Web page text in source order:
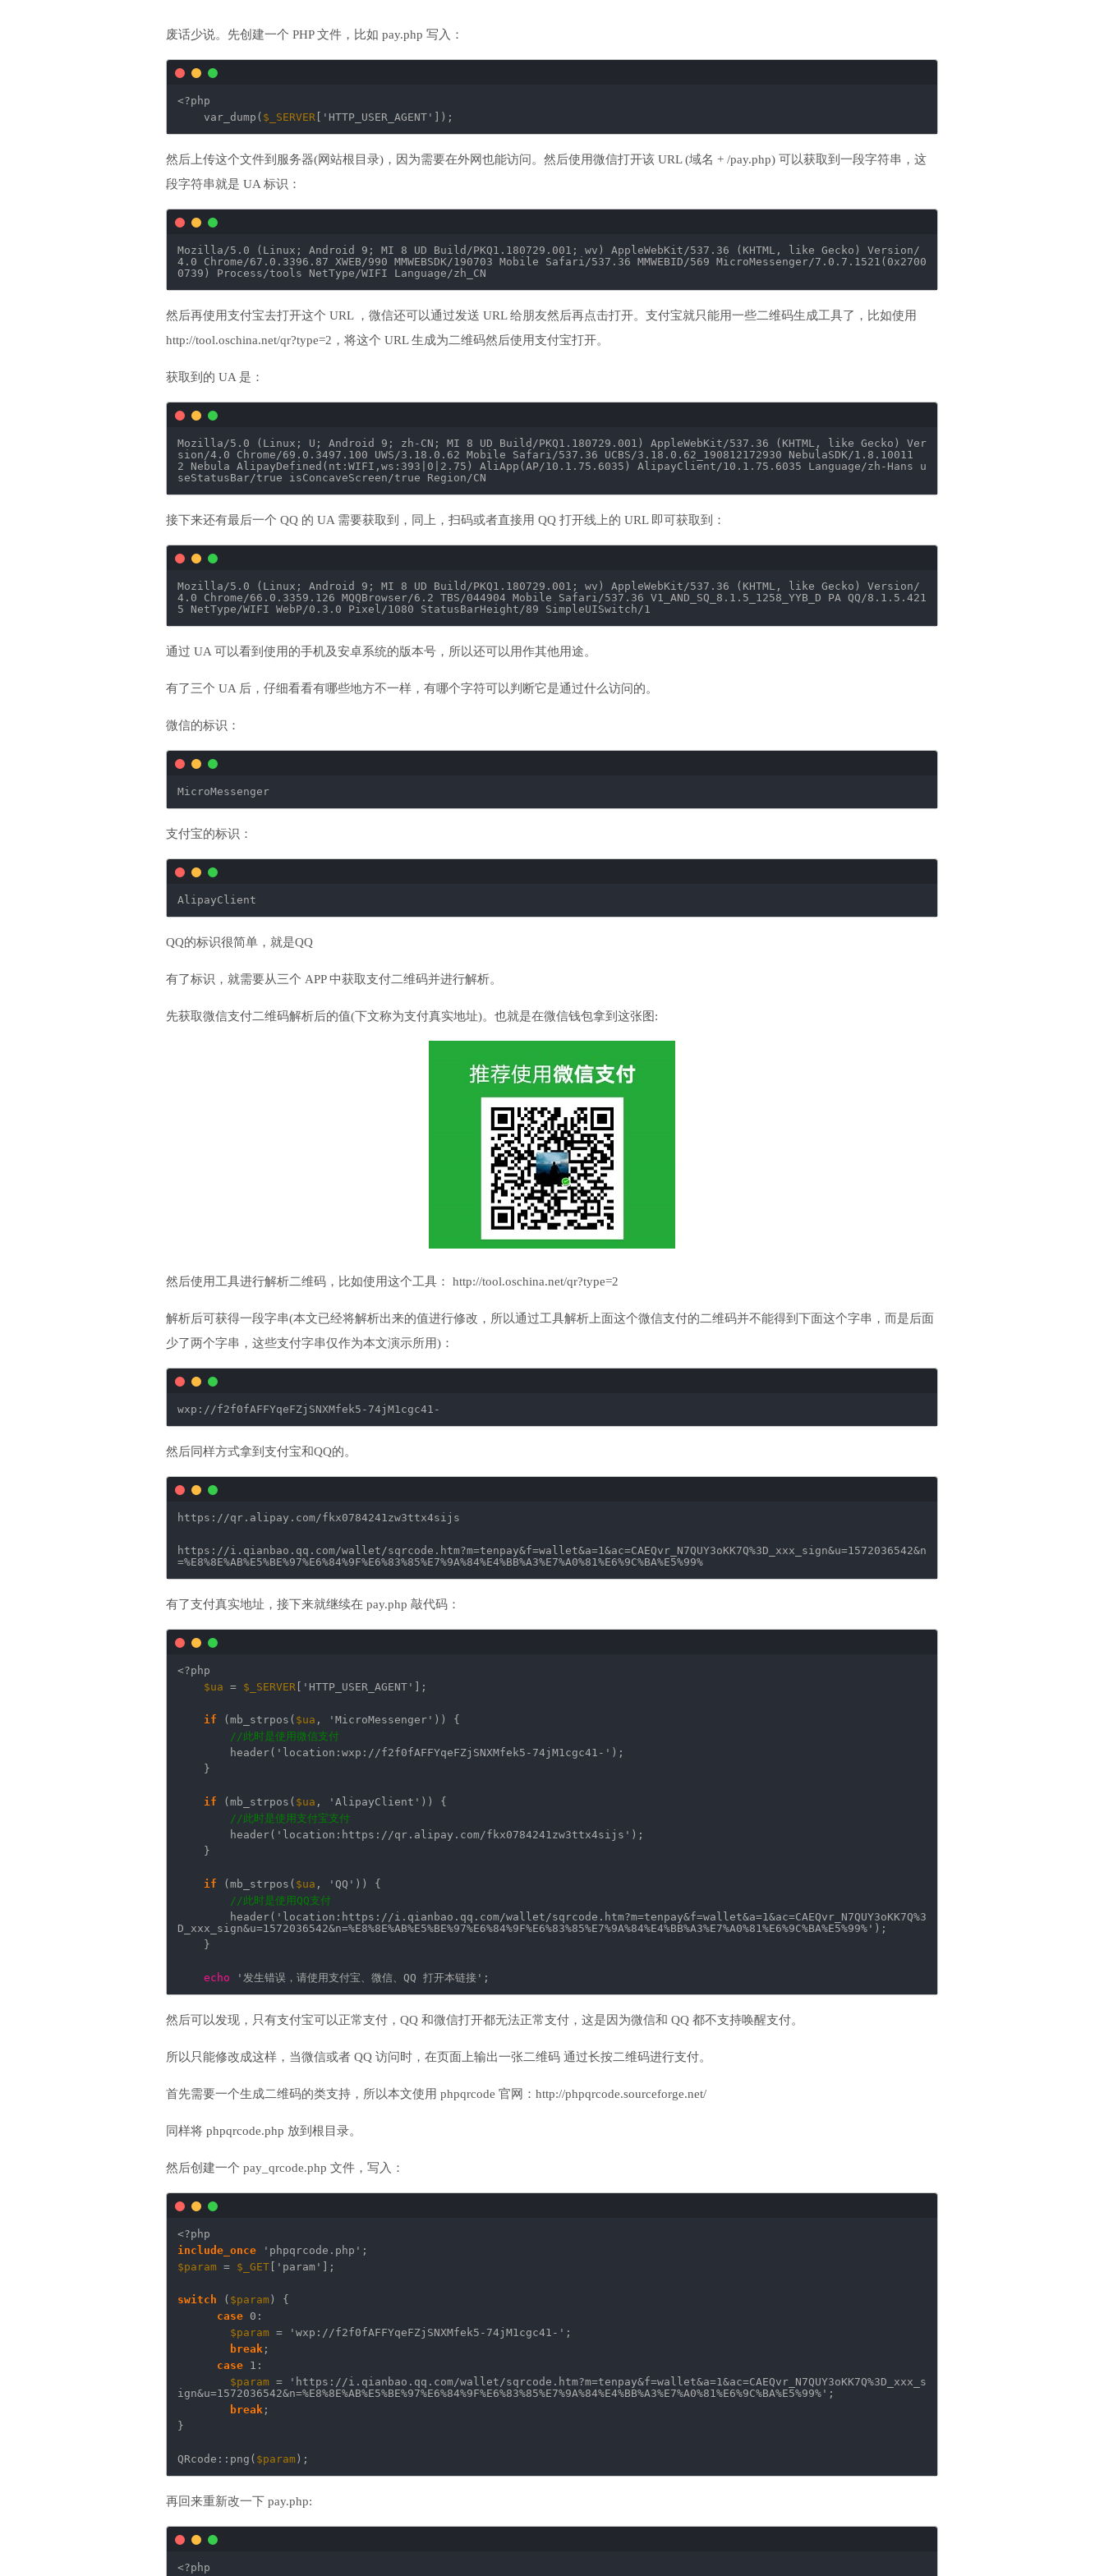
废话少说。先创建一个 PHP 文件，比如 pay.php 写入：
<?php
var_dump( $_SERVER[ 'HTTP_USER_AGENT' ]);
然后上传这个文件到服务器(网站根目录)，因为需要在外网也能访问。然后使用微信打开该 URL (域名 + /pay.php) 可以获取到一段字符串，这
段字符串就是 UA 标识：
Mozilla/5 .0 (Linux; Android 9; MI 8 UD Build /PKQ1 .180729.001; wv) AppleWebKit/537 .36 (KHTML, like Gecko) Version/
4.0 Chrome/67 .0.3396.87 XWEB/990 MMWEBSDK/190703 Mobile Safari/537 .36 MMWEBID/569 MicroMessenger/7 .0.7.1521(0x2700
0739) Process/tools NetType/WIFI Language/zh_CN
然后再使用支付宝去打开这个 URL ，微信还可以通过发送 URL 给朋友然后再点击打开。支付宝就只能用一些二维码生成工具了，比如使用
http://tool.oschina.net/qr?type=2，将这个 URL 生成为二维码然后使用支付宝打开。
获取到的 UA 是：
Mozilla/5 .0 (Linux; U; Android 9; zh-CN; MI 8 UD Build /PKQ1 .180729.001) AppleWebKit/537 .36 (KHTML, like Gecko) Ver
sion/4.0 Chrome/69 .0.3497.100 UWS/3 .18.0.62 Mobile Safari/537 .36 UCBS/3 .18.0.62_190812172930 NebulaSDK/1 .8.10011
2 Nebula AlipayDefined(nt:WIFI,ws:393|0|2.75) AliApp(AP/10 .1.75.6035) AlipayClient/10 .1.75.6035 Language/zh-Hans
u
seStatusBar/true isConcaveScreen/true Region/CN
接下来还有最后一个 QQ 的 UA 需要获取到，同上，扫码或者直接用 QQ 打开线上的 URL 即可获取到：
Mozilla/5 .0 (Linux; Android 9; MI 8 UD Build /PKQ1 .180729.001; wv) AppleWebKit/537 .36 (KHTML, like Gecko) Version/
4.0 Chrome/66 .0.3359.126 MQQBrowser/6 .2 TBS/044904 Mobile Safari/537 .36 V1_AND_SQ_8.1.5_1258_YYB_D PA QQ/8 .1.5.421
5 NetType/WIFI WebP/0 .3.0 Pixel/1080 StatusBarHeight/89 SimpleUISwitch/1
通过 UA 可以看到使用的手机及安卓系统的版本号，所以还可以用作其他用途。
有了三个 UA 后，仔细看看有哪些地方不一样，有哪个字符可以判断它是通过什么访问的。
微信的标识：
MicroMessenger
支付宝的标识：
AlipayClient
QQ的标识很简单，就是QQ
有了标识，就需要从三个 APP 中获取支付二维码并进行解析。
先获取微信支付二维码解析后的值(下文称为支付真实地址)。也就是在微信钱包拿到这张图:
然后使用工具进行解析二维码，比如使用这个工具： http://tool.oschina.net/qr?type=2
解析后可获得一段字串(本文已经将解析出来的值进行修改，所以通过工具解析上面这个微信支付的二维码并不能得到下面这个字串，而是后面
少了两个字串，这些支付字串仅作为本文演示所用)：
wxp: //f2f0fAFFYqeFZjSNXMfek5-74jM1cgc41-
然后同样方式拿到支付宝和QQ的。
https: //qr.alipay.com/fkx0784241zw3ttx4sijs
https: //i .qianbao.qq.com/wallet/sqrcode .htm?m=tenpay&f=wallet&a=1&ac=CAEQvr_N7QUY3oKK7Q%3D_xxx_sign&u=1572036542&n
=%E8%8E%AB%E5%BE%97%E6%84%9F%E6%83%85%E7%9A%84%E4%BB%A3%E7%A0%81%E6%9C%BA%E5%99%
有了支付真实地址，接下来就继续在 pay.php 敲代码：
<?php
$ua = $_SERVER[ 'HTTP_USER_AGENT' ];
if (mb_strpos( $ua , 'MicroMessenger' )) {
//此时是使用微信支付
header( 'location:wxp://f2f0fAFFYqeFZjSNXMfek5-74jM1cgc41-' );
}
if (mb_strpos( $ua , 'AlipayClient' )) {
//此时是使用支付宝支付
header( 'location:https://qr.alipay.com/fkx0784241zw3ttx4sijs' );
}
if (mb_strpos( $ua , 'QQ' )) {
//此时是使用QQ支付
header( 'location:https://i.qianbao.qq.com/wallet/sqrcode.htm?m=tenpay&f=wallet&a=1&ac=CAEQvr_N7QUY3oKK7Q%3
D_xxx_sign&u=1572036542&n=%E8%8E%AB%E5%BE%97%E6%84%9F%E6%83%85%E7%9A%84%E4%BB%A3%E7%A0%81%E6%9C%BA%E5%99%' );
}
echo '发生错误，请使用支付宝、微信、QQ 打开本链接' ;
然后可以发现，只有支付宝可以正常支付，QQ 和微信打开都无法正常支付，这是因为微信和 QQ 都不支持唤醒支付。
所以只能修改成这样，当微信或者 QQ 访问时，在页面上输出一张二维码 通过长按二维码进行支付。
首先需要一个生成二维码的类支持，所以本文使用 phpqrcode 官网：http://phpqrcode.sourceforge.net/
同样将 phpqrcode.php 放到根目录。
然后创建一个 pay_qrcode.php 文件，写入：
<?php
include_once
'phpqrcode.php' ;
$param = $_GET[ 'param' ];
switch ( $param) {
case
0:
$param = 'wxp://f2f0fAFFYqeFZjSNXMfek5-74jM1cgc41-' ;
break;
case
1:
$param =
'https://i.qianbao.qq.com/wallet/sqrcode.htm?m=tenpay&f=wallet&a=1&ac=CAEQvr_N7QUY3oKK7Q%3D_xxx_s
ign&u=1572036542&n=%E8%8E%AB%E5%BE%97%E6%84%9F%E6%83%85%E7%9A%84%E4%BB%A3%E7%A0%81%E6%9C%BA%E5%99%' ;
break;
}
QRcode::png( $param);
再回来重新改一下 pay.php:
<?php